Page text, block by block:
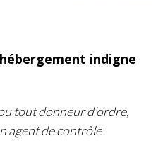
indigne
tout donneur d'ordre,
agent de contrôle